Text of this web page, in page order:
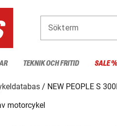
Sökterm
TEKNIK OCH FRITID SALE %
NEW PEOPLE S
motorcykel